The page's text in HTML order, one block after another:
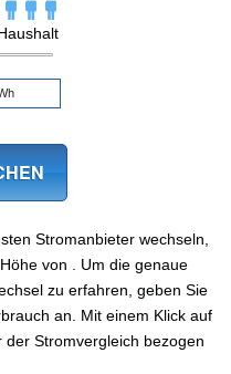
Stromanbieter wechseln,
von . Um die genaue
zu erfahren, geben Sie
an. Mit einem Klick auf
Stromvergleich bezogen